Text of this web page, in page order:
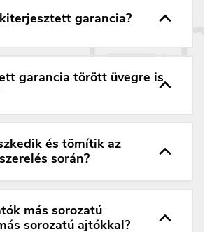
garancia?
garancia törött üvegre is
és tömítik az
során?
más sorozatú
sorozatú ajtókkal?